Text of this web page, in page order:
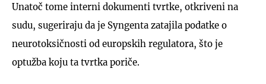
Unatoč tome interni dokumenti tvrtke, otkriveni na
sudu, sugeriraju da je Syngenta zatajila podatke o
neurotoksičnosti od europskih regulatora, što je
optužba koju ta tvrtka poriče.